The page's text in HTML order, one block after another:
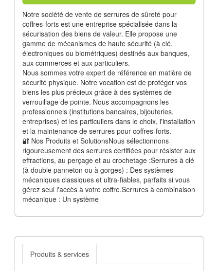
Notre société de vente de serrures de sûreté pour
coffres-forts est une entreprise spécialisée dans la
sécurisation des biens de valeur. Elle propose une
gamme de mécanismes de haute sécurité (à clé,
électroniques ou biométriques) destinés aux banques,
aux commerces et aux particuliers.
Nous sommes votre expert de référence en matière de
sécurité physique. Notre vocation est de protéger vos
biens les plus précieux grâce à des systèmes de
verrouillage de pointe. Nous accompagnons les
professionnels (institutions bancaires, bijouteries,
entreprises) et les particuliers dans le choix, l'installation
et la maintenance de serrures pour coffres-forts.
🔐 Nos Produits et SolutionsNous sélectionnons
rigoureusement des serrures certifiées pour résister aux
effractions, au perçage et au crochetage :Serrures à clé
(à double panneton ou à gorges) : Des systèmes
mécaniques classiques et ultra-fiables, parfaits si vous
gérez seul l'accès à votre coffre.Serrures à combinaison
mécanique : Un système
Produits & services